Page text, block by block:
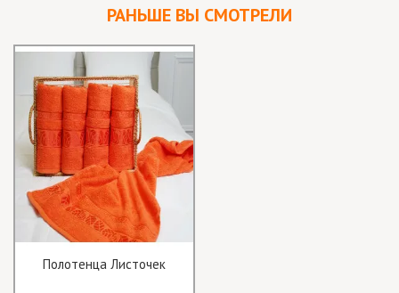
РАНЬШЕ ВЫ СМОТРЕЛИ
Полотенца Листочек